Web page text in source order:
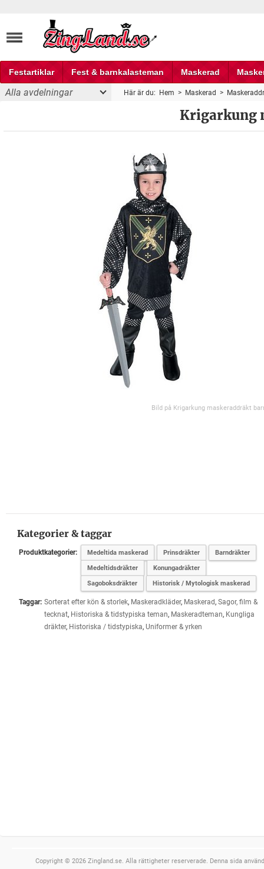
Festartiklar Fest & barnkalasteman Maskerad
Fest och partyprylar
Alla avdelningar Här är du: Hem > Maskerad >
Krigarkung
Bild på Krigarkung maskeraddräkt
Kategorier & taggar
Produktkategorier: Medeltida maskerad Prinsdräkter
Barndräkter
Medeltidsdräkter
Konungadräkter
Sagoboksdräkter
Historisk / Mytologisk maskerad
Taggar: Sorterat efter kön & storlek, Maskeradkläder, Maskerad, Sagor, film &
tecknat, Historiska & tidstypiska teman, Maskeradteman, Kungliga
dräkter, Historiska / tidstypiska, Uniformer & yrken
Copyright © 2026 Zingland.se. Alla rättigheter reserverade. Denna sida